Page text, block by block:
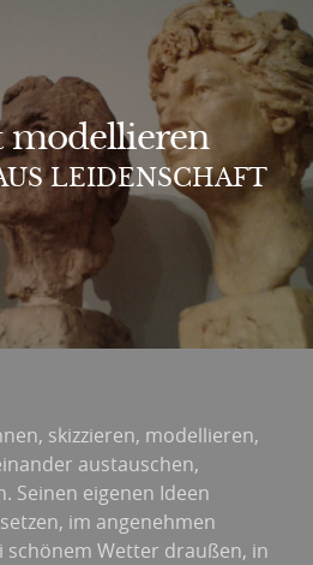
modellieren
LEIDENSCHAFT
skizzieren, modellieren,
austauschen,
Seinen eigenen Ideen
im angenehmen
schönem Wetter draußen, in